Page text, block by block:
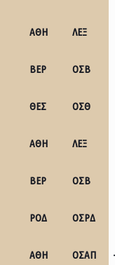
ΑΘΗ ΛΕΞ
ΒΕΡ ΟΣΒ
ΘΕΣ ΟΣΘ
ΑΘΗ ΛΕΞ
ΒΕΡ ΟΣΒ
ΡΟΔ ΟΣΡΔ
ΑΘΗ ΟΣΑΠ